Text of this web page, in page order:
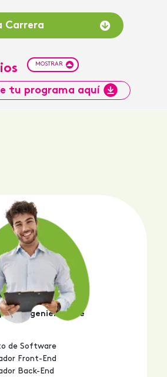
MOSTRAR
tu programa aquí
un ingeniero/a de
de Software
Front-End
Back-End